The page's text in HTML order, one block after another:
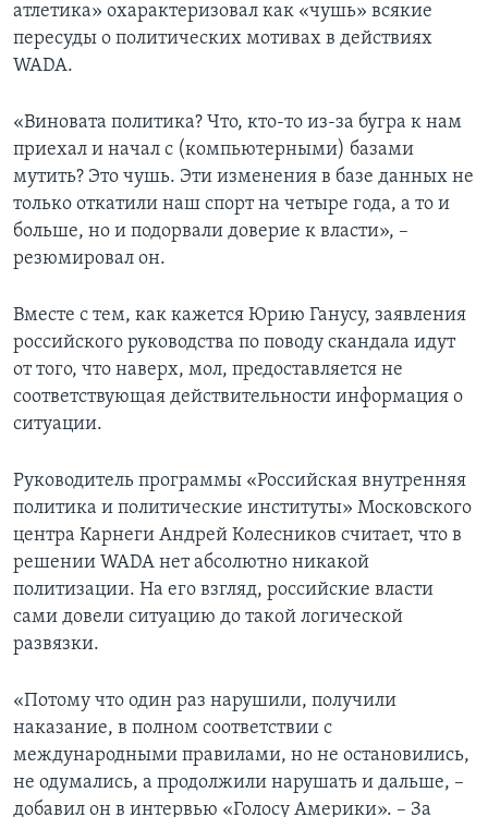
атлетика» охарактеризовал как «чушь» всякие
пересуды о политических мотивах в действиях
WADA.
«Виновата политика? Что, кто-то из-за бугра к нам
приехал и начал с (компьютерными) базами
мутить? Это чушь. Эти изменения в базе данных не
только откатили наш спорт на четыре года, а то и
больше, но и подорвали доверие к власти», –
резюмировал он.
Вместе с тем, как кажется Юрию Ганусу, заявления
российского руководства по поводу скандала идут
от того, что наверх, мол, предоставляется не
соответствующая действительности информация о
ситуации.
Руководитель программы «Российская внутренняя
политика и политические институты» Московского
центра Карнеги Андрей Колесников считает, что в
решении WADA нет абсолютно никакой
политизации. На его взгляд, российские власти
сами довели ситуацию до такой логической
развязки.
«Потому что один раз нарушили, получили
наказание, в полном соответствии с
международными правилами, но не остановились,
не одумались, а продолжили нарушать и дальше, –
добавил он в интервью «Голосу Америки». – За